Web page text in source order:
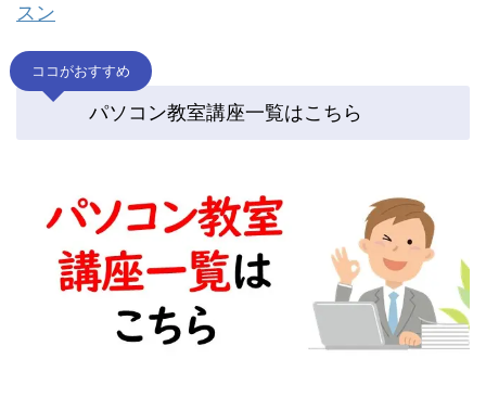
スン
ココがおすすめ
パソコン教室講座一覧はこちら